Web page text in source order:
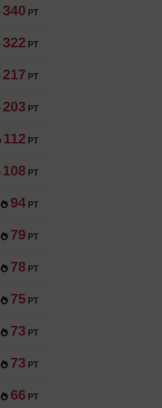
340 PT
322 PT
217 PT
203 PT
112 PT
108 PT
94 PT
79 PT
78 PT
75 PT
73 PT
73 PT
66 PT